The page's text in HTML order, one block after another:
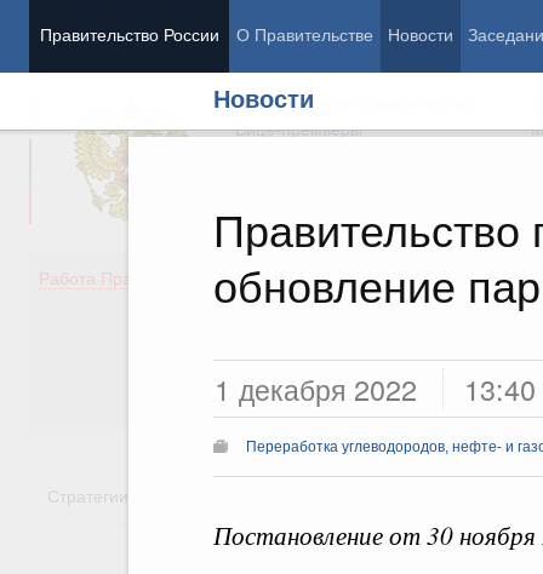
Правительство России О Правительстве Новости
Новости
Правительство
обновление
1 декабря 2022 13:40
Переработка углеводородов, нефте- и
Постановление от 30
Председатель Правительства
Вице-премьеры
Работа Правительства
Демография
Здоровье
Общество
Государство
Стратегии